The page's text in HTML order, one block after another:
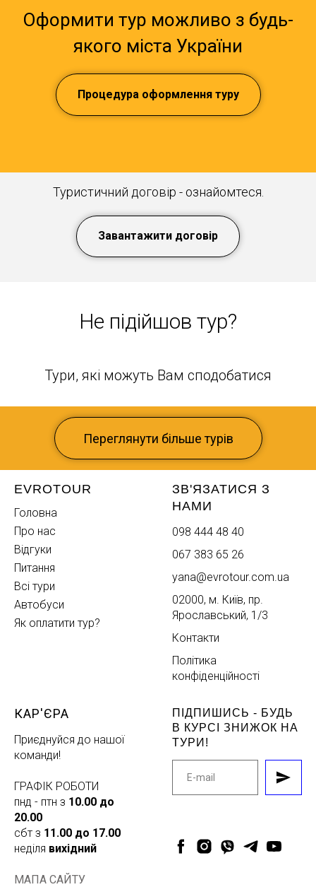
Оформити тур можливо з будь-
якого міста України
Процедура оформлення туру
Туристичний договір - ознайомтеся.
Завантажити договір
Не підійшов тур?
Тури, які можуть Вам сподобатися
Переглянути більше турів
EVROTOUR
Головна
Про нас
Відгуки
Питання
Всі тури
Автобуси
Як оплатити тур?
ЗВ'ЯЗАТИСЯ З
НАМИ
098 444 48 40
067 383 65 26
yana@evrotour.com.ua
02000, м. Київ, пр.
Ярославський, 1/3
Контакти
Політика
конфіденційності
КАР'ЄРА
Приєднуйся до нашої
команди!
ГРАФІК РОБОТИ
пнд - птн з 10.00 до
20.00
сбт з 11.00 до 17.00
неділя вихідний
МАПА САЙТУ
ПІДПИШИСЬ - БУДЬ
В КУРСІ ЗНИЖОК НА
ТУРИ!